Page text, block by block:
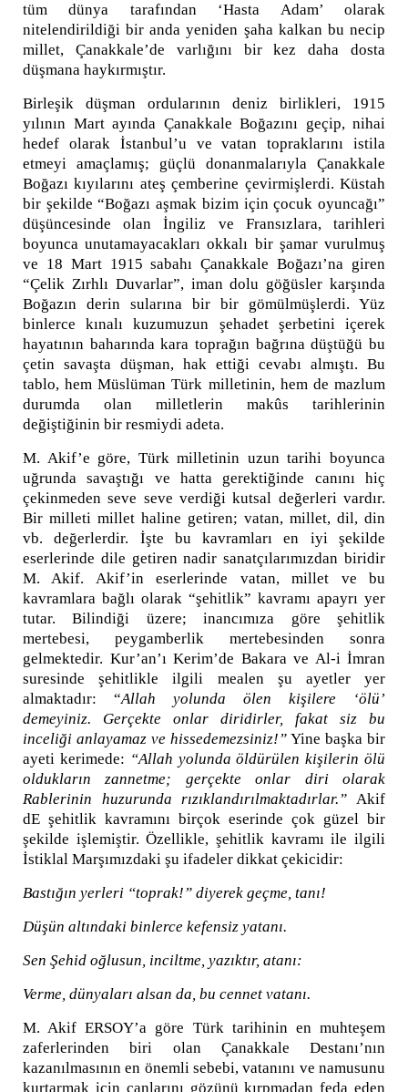
tüm dünya tarafından ‘Hasta Adam’ olarak
nitelendirildiği bir anda yeniden şaha kalkan bu necip
millet, Çanakkale’de varlığını bir kez daha dosta
düşmana haykırmıştır.
Birleşik düşman ordularının deniz birlikleri, 1915
yılının Mart ayında Çanakkale Boğazını geçip, nihai
hedef olarak İstanbul’u ve vatan topraklarını istila
etmeyi amaçlamış; güçlü donanmalarıyla Çanakkale
Boğazı kıyılarını ateş çemberine çevirmişlerdi. Küstah
bir şekilde “Boğazı aşmak bizim için çocuk oyuncağı”
düşüncesinde olan İngiliz ve Fransızlara, tarihleri
boyunca unutamayacakları okkalı bir şamar vurulmuş
ve 18 Mart 1915 sabahı Çanakkale Boğazı’na giren
“Çelik Zırhlı Duvarlar”, iman dolu göğüsler karşında
Boğazın derin sularına bir bir gömülmüşlerdi. Yüz
binlerce kınalı kuzumuzun şehadet şerbetini içerek
hayatının baharında kara toprağın bağrına düştüğü bu
çetin savaşta düşman, hak ettiği cevabı almıştı. Bu
tablo, hem Müslüman Türk milletinin, hem de mazlum
durumda olan milletlerin makûs tarihlerinin
değiştiğinin bir resmiydi adeta.
M. Akif’e göre, Türk milletinin uzun tarihi boyunca
uğrunda savaştığı ve hatta gerektiğinde canını hiç
çekinmeden seve seve verdiği kutsal değerleri vardır.
Bir milleti millet haline getiren; vatan, millet, dil, din
vb. değerlerdir. İşte bu kavramları en iyi şekilde
eserlerinde dile getiren nadir sanatçılarımızdan biridir
M. Akif. Akif’in eserlerinde vatan, millet ve bu
kavramlara bağlı olarak “şehitlik” kavramı apayrı yer
tutar. Bilindiği üzere; inancımıza göre şehitlik
mertebesi, peygamberlik mertebesinden sonra
gelmektedir. Kur’an’ı Kerim’de Bakara ve Al-i İmran
suresinde şehitlikle ilgili mealen şu ayetler yer
almaktadır: “Allah yolunda ölen kişilere ‘ölü’
demeyiniz. Gerçekte onlar diridirler, fakat siz bu
inceliği anlayamaz ve hissedemezsiniz!”Yine başka bir
ayeti kerimede: “Allah yolunda öldürülen kişilerin ölü
oldukların zannetme; gerçekte onlar diri olarak
Rablerinin huzurunda rızıklandırılmaktadırlar.” Akif
dE şehitlik kavramını birçok eserinde çok güzel bir
şekilde işlemiştir. Özellikle, şehitlik kavramı ile ilgili
İstiklal Marşımızdaki şu ifadeler dikkat çekicidir:
Bastığın yerleri “toprak!” diyerek geçme, tanı!
Düşün altındaki binlerce kefensiz yatanı.
Sen Şehid oğlusun, inciltme, yazıktır, atanı:
Verme, dünyaları alsan da, bu cennet vatanı.
M. Akif ERSOY’a göre Türk tarihinin en muhteşem
zaferlerinden biri olan Çanakkale Destanı’nın
kazanılmasının en önemli sebebi, vatanını ve namusunu
kurtarmak için canlarını gözünü kırpmadan feda eden